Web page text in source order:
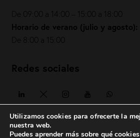
De 09:00 a 14:00 – 15:00 a 18:00
Horario de verano (julio y agosto):
De 8:00 a 15:00
Redes sociales
Utilizamos cookies para ofrecerte la
nuestra web.
Puedes aprender más sobre qué